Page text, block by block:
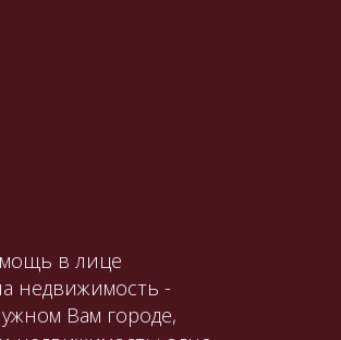
в лице
недвижимость -
Вам городе,